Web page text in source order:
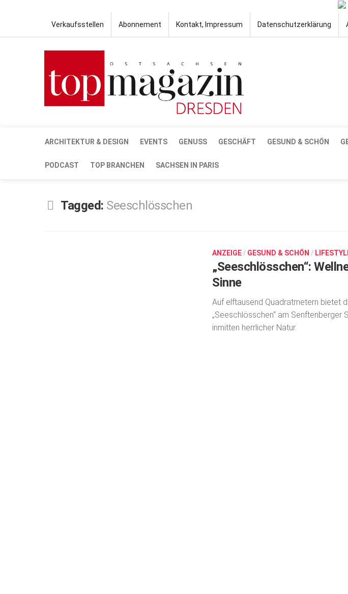
Verkaufsstellen Abonnement Kontakt, Impressum Datenschutzerklärung
ARCHITEKTUR & DESIGN EVENTS GENUSS GESCHÄFT GESUND & SCHÖN
PODCAST TOP BRANCHEN SACHSEN IN PARIS
Tagged: Seeschlösschen
ANZEIGE / GESUND & SCHÖN /
„Seeschlösschen“:
Sinne
Auf elftausend Quadratmetern bietet
„Seeschlösschen“ am Senftenberger
inmitten herrlicher Natur.